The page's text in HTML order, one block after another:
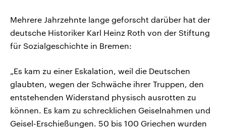
Mehrere Jahrzehnte lange geforscht darüber hat der
deutsche Historiker Karl Heinz Roth von der Stiftung
für Sozialgeschichte in Bremen:
„Es kam zu einer Eskalation, weil die Deutschen
glaubten, wegen der Schwäche ihrer Truppen, den
entstehenden Widerstand physisch ausrotten zu
können. Es kam zu schrecklichen Geiselnahmen und
Geisel-Erschießungen. 50 bis 100 Griechen wurden